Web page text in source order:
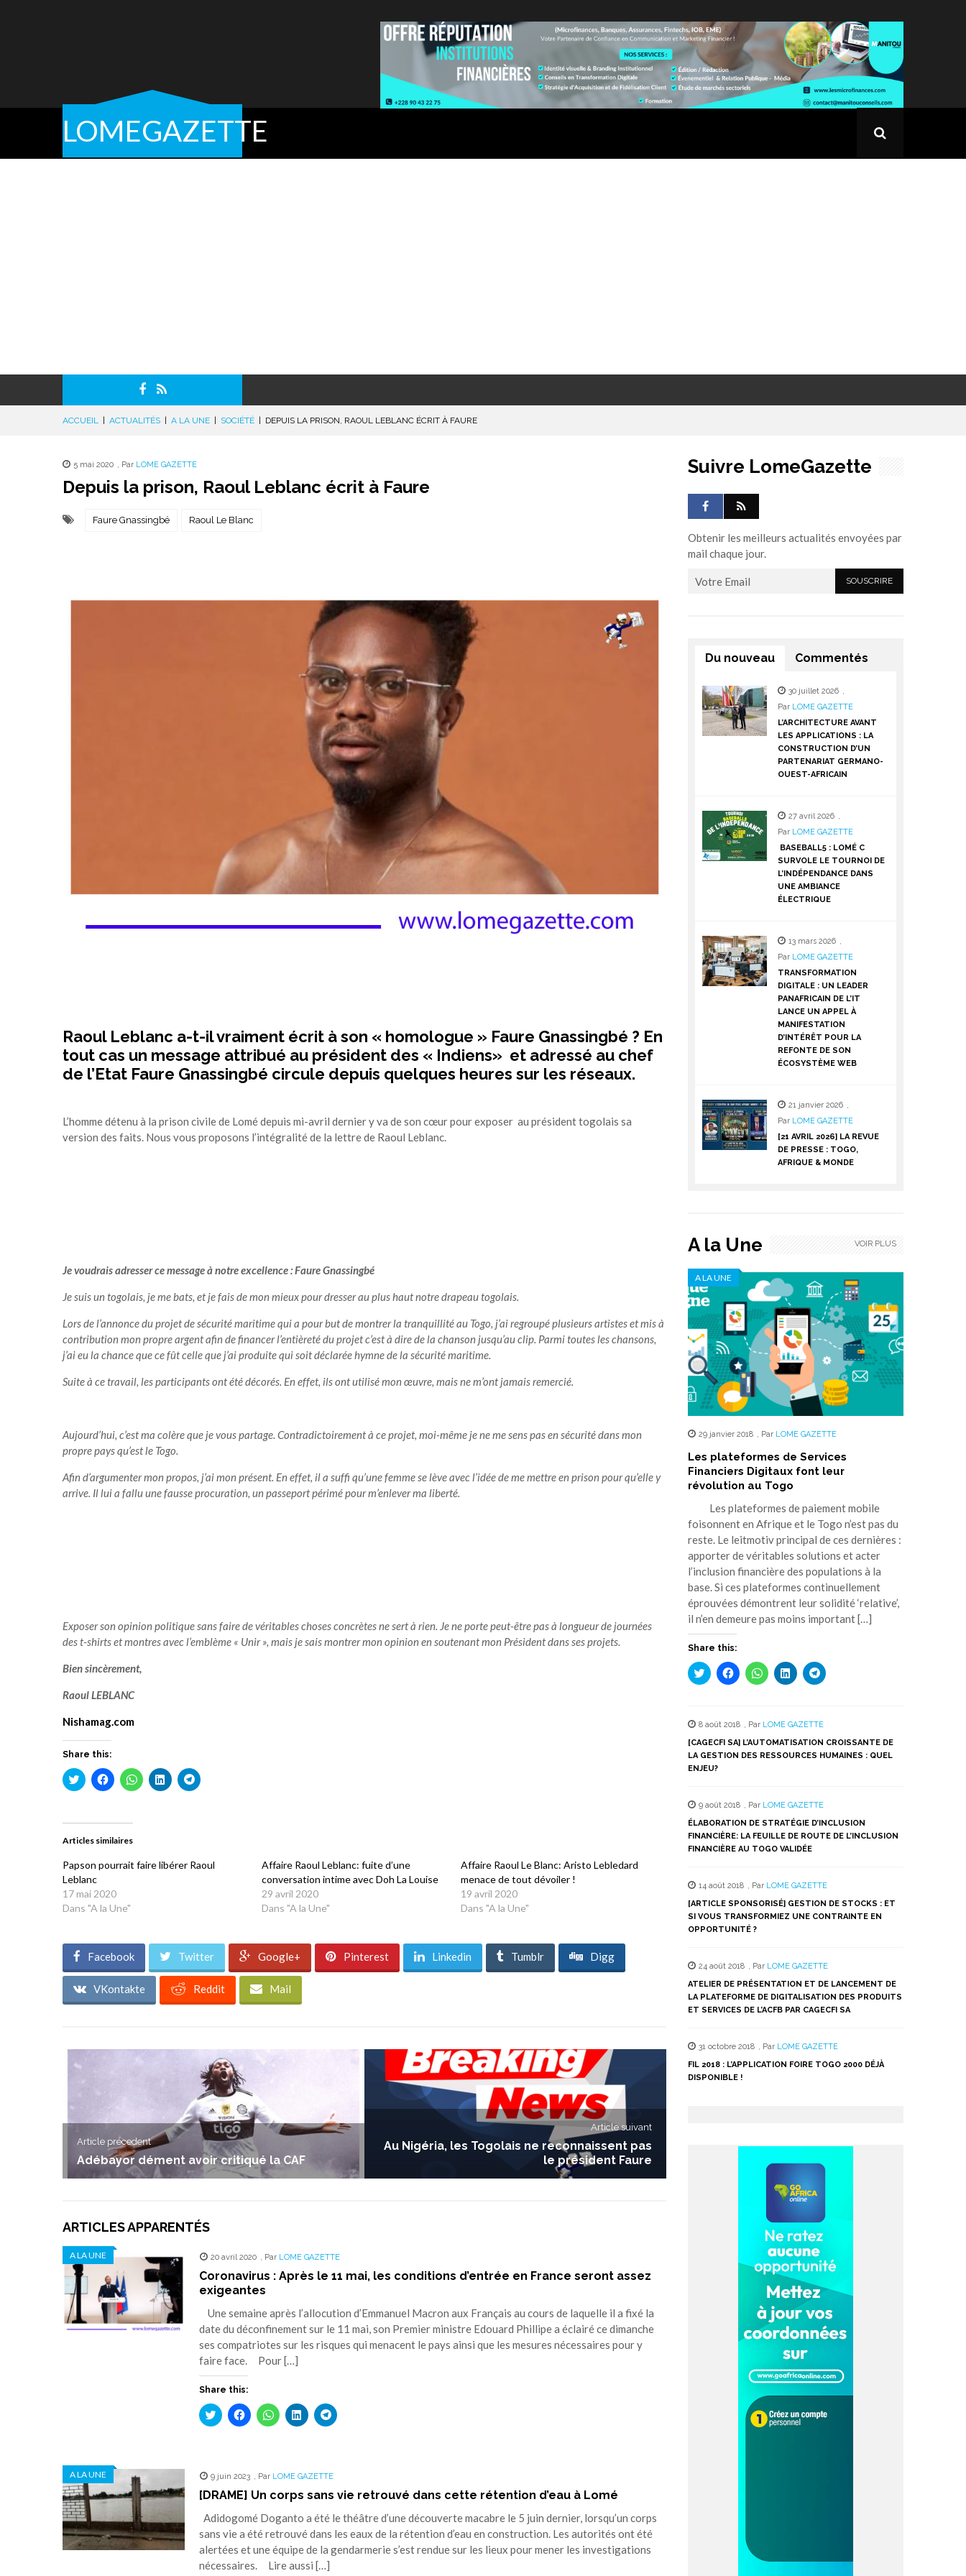
LOMEGAZETTE
ACCUEIL ACTUALITÉS A LA UNE SOCIÉTÉ DEPUIS LA PRISON, RAOUL LEBLANC ÉCRIT À FAURE
5 mai 2020 , Par LOME GAZETTE
Depuis la prison, Raoul Leblanc écrit à Faure
Faure Gnassingbé Raoul Le Blanc
Raoul Leblanc a-t-il vraiment écrit à son « homologue » Faure Gnassingbé ? En
tout cas un message attribué au président des « Indiens» et adressé au chef
de l’Etat Faure Gnassingbé circule depuis quelques heures sur les réseaux.
L’homme détenu à la prison civile de Lomé depuis mi-avril dernier y va de son cœur pour exposer au président togolais sa
version des faits. Nous vous proposons l’intégralité de la lettre de Raoul Leblanc.
Je voudrais adresser ce message à notre excellence : Faure Gnassingbé
Je suis un togolais, je me bats, et je fais de mon mieux pour dresser au plus haut notre drapeau togolais.
Lors de l’annonce du projet de sécurité maritime qui a pour but de montrer la tranquillité au Togo, j’ai regroupé plusieurs artistes et mis à
contribution mon propre argent afin de financer l’entièreté du projet c’est à dire de la chanson jusqu’au clip. Parmi toutes les chansons,
j’ai eu la chance que ce fût celle que j’ai produite qui soit déclarée hymne de la sécurité maritime.
Suite à ce travail, les participants ont été décorés. En effet, ils ont utilisé mon œuvre, mais ne m’ont jamais remercié.
Aujourd’hui, c’est ma colère que je vous partage. Contradictoirement à ce projet, moi-même je ne me sens pas en sécurité dans mon
propre pays qu’est le Togo.
Afin d’argumenter mon propos, j’ai mon présent. En effet, il a suffi qu’une femme se lève avec l’idée de me mettre en prison pour qu’elle y
arrive. Il lui a fallu une fausse procuration, un passeport périmé pour m’enlever ma liberté.
Exposer son opinion politique sans faire de véritables choses concrètes ne sert à rien. Je ne porte peut-être pas à longueur de journées
des t-shirts et montres avec l’emblème « Unir », mais je sais montrer mon opinion en soutenant mon Président dans ses projets.
Bien sincèrement,
Raoul LEBLANC
Nishamag.com
Share this:
Cliquez
pour
dans
nouvelle
Cliquez
pour
dans
nouvelle
Cliquez
pour
Cliquez
pour
Cliquez
pour
Articles similaires
Papson pourrait faire libérer Raoul
Leblanc
17 mai 2020
Dans "A la Une"
Affaire Raoul Leblanc: fuite d’une
conversation intime avec Doh La Louise
29 avril 2020
Dans "A la Une"
Affaire Raoul Le Blanc: Aristo Lebledard
menace de tout dévoiler !
19 avril 2020
Dans "A la Une"
Facebook Twitter Google+ Pinterest Linkedin Tumblr Digg
VKontakte Reddit Mail
Article précedent
Adébayor dément avoir critiqué la CAF
Article suivant
Au Nigéria, les Togolais ne reconnaissent pas
le président Faure
ARTICLES APPARENTÉS
A LA UNE 20 avril 2020 , Par LOME GAZETTE
Coronavirus : Après le 11 mai, les conditions d’entrée en France seront assez
exigeantes
Une semaine après l’allocution d’Emmanuel Macron aux Français au cours de laquelle il a fixé la
date du déconfinement sur le 11 mai, son Premier ministre Edouard Phillipe a éclairé ce dimanche
ses compatriotes sur les risques qui menacent le pays ainsi que les mesures nécessaires pour y
faire face. Pour […]
Share this:
Cliquez
pour
nouvelle
fenêtre)
Cliquez
pour
nouvelle
fenêtre)
Cliquez
pour
nouvelle
Cliquez
pour
nouvelle
Cliquez
pour
nouvelle
fenêtre)
A LA UNE 9 juin 2023 , Par LOME GAZETTE
[DRAME] Un corps sans vie retrouvé dans cette rétention d’eau à Lomé
Adidogomé Doganto a été le théâtre d’une découverte macabre le 5 juin dernier, lorsqu’un corps
sans vie a été retrouvé dans les eaux de la rétention d’eau en construction. Les autorités ont été
alertées et une équipe de la gendarmerie s’est rendue sur les lieux pour mener les investigations
nécessaires. Lire aussi […]
Suivre LomeGazette
Obtenir les meilleurs actualités envoyées par
mail chaque jour.
Du nouveau Commentés
30 juillet 2026 ,
Par LOME GAZETTE
L’ARCHITECTURE AVANT
LES APPLICATIONS : LA
CONSTRUCTION D’UN
PARTENARIAT GERMANO-
OUEST-AFRICAIN
27 avril 2026 ,
Par LOME GAZETTE
BASEBALL5 : LOMÉ C
SURVOLE LE TOURNOI DE
L’INDÉPENDANCE DANS
UNE AMBIANCE
ÉLECTRIQUE
13 mars 2026 ,
Par LOME GAZETTE
TRANSFORMATION
DIGITALE : UN LEADER
PANAFRICAIN DE L’IT
LANCE UN APPEL À
MANIFESTATION
D’INTÉRÊT POUR LA
REFONTE DE SON
ÉCOSYSTÈME WEB
21 janvier 2026 ,
Par LOME GAZETTE
[21 AVRIL 2026] LA REVUE
DE PRESSE : TOGO,
AFRIQUE & MONDE
A la Une
A LA UNE
29 janvier 2018 , Par LOME GAZETTE
Les plateformes de Services
Financiers Digitaux font leur
révolution au Togo
Les plateformes de paiement mobile
foisonnent en Afrique et le Togo n’est pas du
reste. Le leitmotiv principal de ces dernières :
apporter de véritables solutions et acter
l’inclusion financière des populations à la
base. Si ces plateformes continuellement
éprouvées démontrent leur solidité ‘relative’,
il n’en demeure pas moins important […]
Share this:
Cliquez
pour
une
nouvelle
fenêtre)
Cliquez
pour
une
nouvelle
fenêtre)
Cliquez
pour
une
nouvelle
fenêtre)
Cliquez
pour
une
nouvelle
fenêtre)
Cliquez
pour
une
nouvelle
fenêtre)
8 août 2018 , Par LOME GAZETTE
[CAGECFI SA] L’AUTOMATISATION CROISSANTE DE
LA GESTION DES RESSOURCES HUMAINES : QUEL
ENJEU?
9 août 2018 , Par LOME GAZETTE
ÉLABORATION DE STRATÉGIE D’INCLUSION
FINANCIÈRE: LA FEUILLE DE ROUTE DE L’INCLUSION
FINANCIÈRE AU TOGO VALIDÉE
14 août 2018 , Par LOME GAZETTE
[ARTICLE SPONSORISÉ] GESTION DE STOCKS : ET
SI VOUS TRANSFORMIEZ UNE CONTRAINTE EN
OPPORTUNITÉ ?
24 août 2018 , Par LOME GAZETTE
ATELIER DE PRÉSENTATION ET DE LANCEMENT DE
LA PLATEFORME DE DIGITALISATION DES PRODUITS
ET SERVICES DE L’ACFB PAR CAGECFI SA
31 octobre 2018 , Par LOME GAZETTE
FIL 2018 : L’APPLICATION FOIRE TOGO 2000 DÉJÀ
DISPONIBLE !
VOIR PLUS